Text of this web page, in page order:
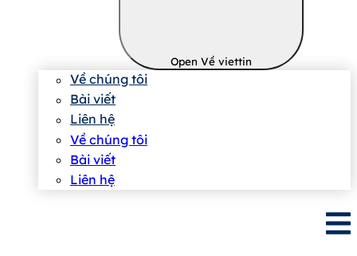
Open Về viettin
Về chúng tôi
Bài viết
Liên hệ
Về chúng tôi
Bài viết
Liên hệ